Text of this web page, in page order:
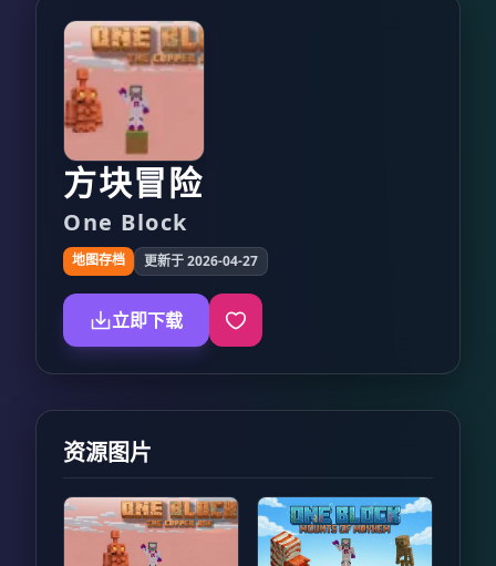
方块冒险
One Block
地图存档 更新于 2026-04-27
立即下载
资源图片